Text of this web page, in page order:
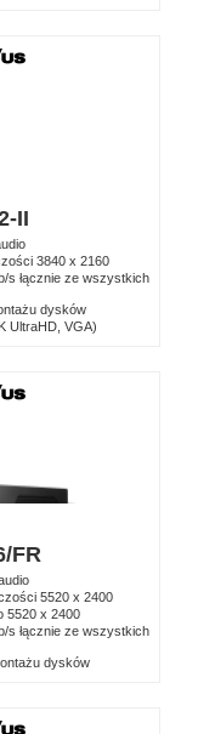
II
3840 x 2160
s łącznie ze wszystkich
dysków
UltraHD, VGA)
FR
5520 x 2400
5520 x 2400
s łącznie ze wszystkich
dysków